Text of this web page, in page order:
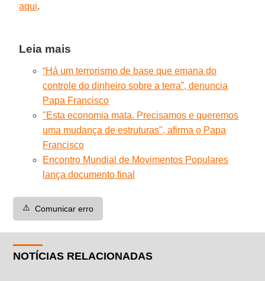
aqui.
Leia mais
“Há um terrorismo de base que emana do
controle do dinheiro sobre a terra”, denuncia
Papa Francisco
"Esta economia mata. Precisamos e queremos
uma mudança de estruturas", afirma o Papa
Francisco
Encontro Mundial de Movimentos Populares
lança documento final
⚠️ Comunicar erro
NOTÍCIAS RELACIONADAS